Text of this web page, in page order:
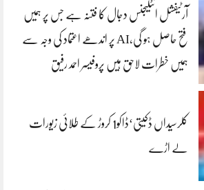
آرٹیفشل انٹلیجنس دجال کا فتنہ ہے جس پر ہمیں
فتح حاصل ہو گی،AI پر اندھے اعتماد کی وجہ سے
ہمیں خطرات لاحق ہیں پروفیسر احمد رفیق
کلرسیداں ڈکیتی‘ڈاکو1 کروڑ کے طلائی زیورات
لے اڑے